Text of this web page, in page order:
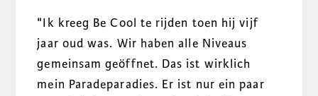
"Ik kreeg Be Cool te rijden toen hij vijf
jaar oud was. Wir haben alle Niveaus
gemeinsam geöffnet. Das ist wirklich
mein Paradeparadies. Er ist nur ein paar